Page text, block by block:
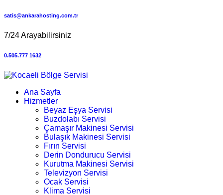
satis@ankarahosting.com.tr
7/24 Arayabilirsiniz
0.505.777 1632
Ana Sayfa
Hizmetler
Beyaz Eşya Servisi
Buzdolabı Servisi
Çamaşır Makinesi Servisi
Bulaşık Makinesi Servisi
Fırın Servisi
Derin Dondurucu Servisi
Kurutma Makinesi Servisi
Televizyon Servisi
Ocak Servisi
Klima Servisi